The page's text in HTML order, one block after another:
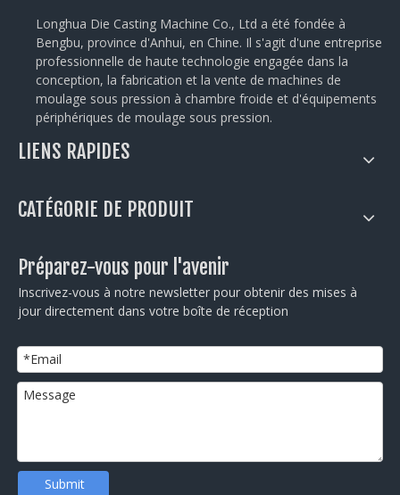
Longhua Die Casting Machine Co., Ltd a été fondée à
Bengbu, province d'Anhui, en Chine. Il s'agit d'une entreprise
professionnelle de haute technologie engagée dans la
conception, la fabrication et la vente de machines de
moulage sous pression à chambre froide et d'équipements
périphériques de moulage sous pression.
LIENS RAPIDES
CATÉGORIE DE PRODUIT
Préparez-vous pour l'avenir
Inscrivez-vous à notre newsletter pour obtenir des mises à
jour directement dans votre boîte de réception
Submit